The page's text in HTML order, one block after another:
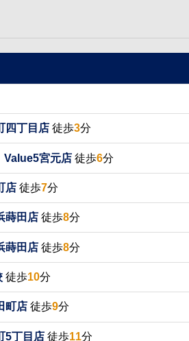
四丁目店 徒歩3分
Value5宮元店 徒歩6分
店 徒歩7分
蒔田店 徒歩8分
蒔田店 徒歩8分
徒歩10分
町店 徒歩9分
5丁目店 徒歩11分